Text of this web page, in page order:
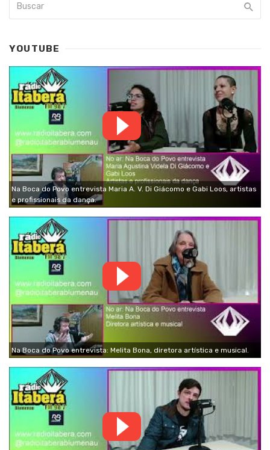
YOUTUBE
Na Boca do Povo entrevista Maria A. V. Di Giácomo e Gabi Loos, artistas
e profissionais da dança.
Na Boca do Povo entrevista: Melita Bona, diretora artística e musical.